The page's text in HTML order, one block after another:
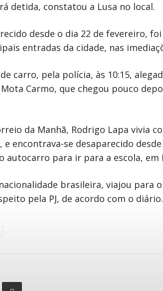
detida, constatou a Lusa no local.
desde o dia 22 de fevereiro,
entradas da cidade, nas
carro, pela polícia, às 10:15,
Carmo, que chegou pouco
da Manhã, Rodrigo Lapa vivia
encontrava-se desaparecido
autocarro para ir para a escola, em
brasileira, viajou para
pela PJ, de acordo com o diário.